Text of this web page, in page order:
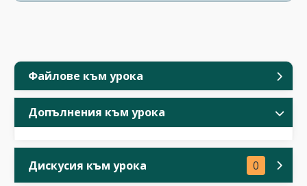
Файлове към урока
Допълнения към урока
Дискусия към урока 0